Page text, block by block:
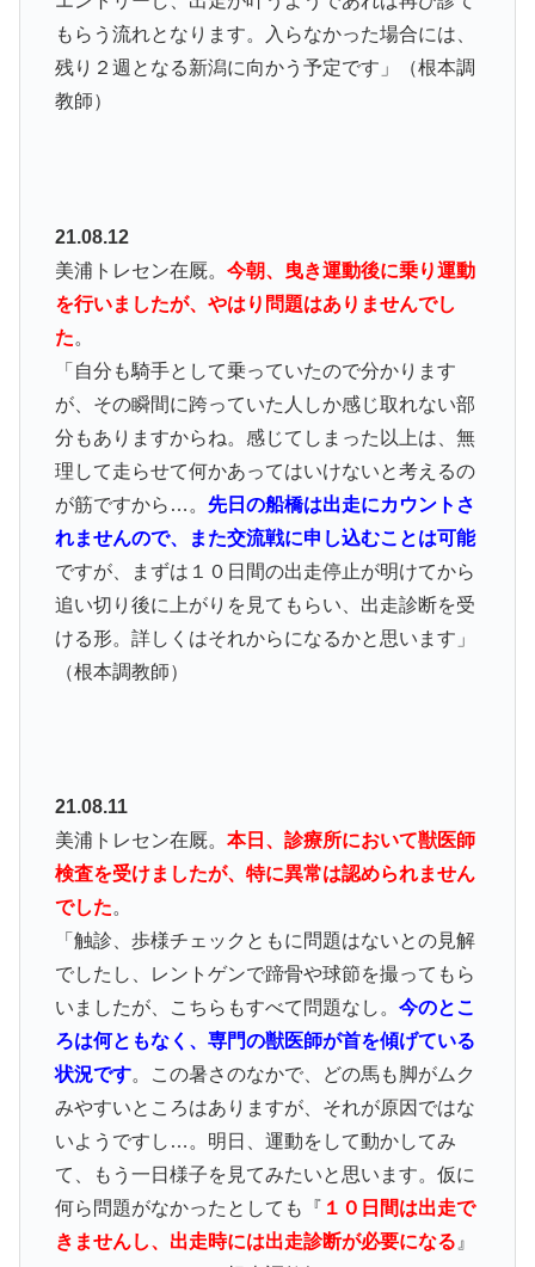
もらう流れとなります。入らなかった場合には、
残り２週となる新潟に向かう予定です」（根本調
教師）
21.08.12
美浦トレセン在厩。 今朝、曳き運動後に乗り運動
を行いましたが、やはり問題はありませんでし
た。
「自分も騎手として乗っていたので分かります
が、その瞬間に跨っていた人しか感じ取れない部
分もありますからね。感じてしまった以上は、無
理して走らせて何かあってはいけないと考えるの
が筋ですから…。 先日の船橋は出走にカウントさ
れませんので、また交流戦に申し込むことは可能
ですが、まずは１０日間の出走停止が明けてから
追い切り後に上がりを見てもらい、出走診断を受
ける形。詳しくはそれからになるかと思います」
（根本調教師）
21.08.11
美浦トレセン在厩。 本日、診療所において獣医師
検査を受けましたが、特に異常は認められません
でした。
「触診、歩様チェックともに問題はないとの見解
でしたし、レントゲンで蹄骨や球節を撮ってもら
いましたが、こちらもすべて問題なし。 今のとこ
ろは何ともなく、専門の獣医師が首を傾げている
状況です。この暑さのなかで、どの馬も脚がムク
みやすいところはありますが、それが原因ではな
いようですし…。明日、運動をして動かしてみ
て、もう一日様子を見てみたいと思います。仮に
何ら問題がなかったとしても『 １０日間は出走で
きませんし、出走時には出走診断が必要になる 』